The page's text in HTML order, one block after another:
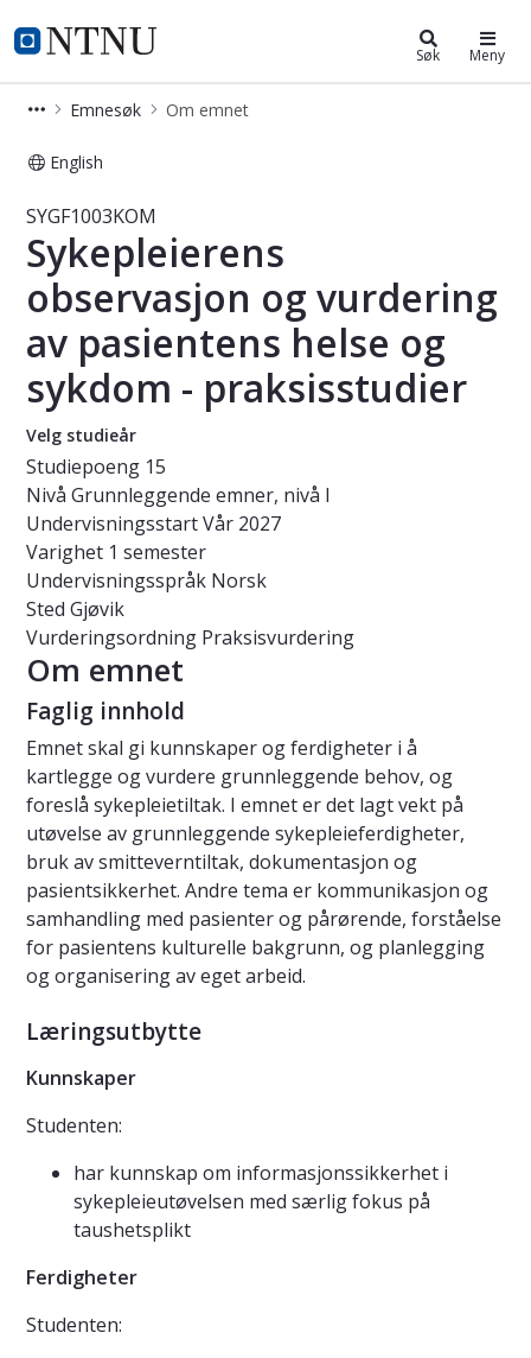
NTNU Hjemmeside
Studier Søk Meny
Emnesøk Om emnet
English
Emne - Sykepleierens observasjon
SYGF1003KOM
Sykepleierens
observasjon og vurdering
av pasientens helse og
sykdom - praksisstudier
Velg studieår
Studiepoeng 15
Nivå Grunnleggende emner, nivå I
UndervisningsstartVår 2027
Varighet 1 semester
Undervisningsspråk Norsk
Sted Gjøvik
Vurderingsordning Praksisvurdering
Om emnet
Faglig innhold
Emnet skal gi kunnskaper og ferdigheter i å
kartlegge og vurdere grunnleggende behov, og
foreslå sykepleietiltak. I emnet er det lagt vekt på
utøvelse av grunnleggende sykepleieferdigheter,
bruk av smitteverntiltak, dokumentasjon og
pasientsikkerhet. Andre tema er kommunikasjon og
samhandling med pasienter og pårørende, forståelse
for pasientens kulturelle bakgrunn, og planlegging
og organisering av eget arbeid.
Læringsutbytte
Kunnskaper
Studenten:
har kunnskap om informasjonssikkerhet i
sykepleieutøvelsen med særlig fokus på
taushetsplikt
Ferdigheter
Studenten: